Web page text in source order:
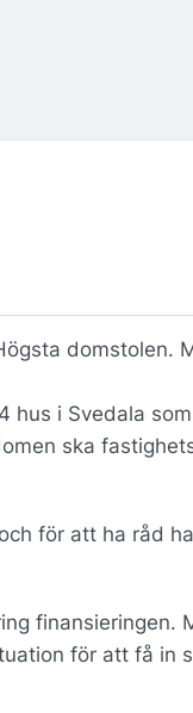
domstolen.
hus i Svedala
ska
för att ha råd
finansieringen.
för att få in